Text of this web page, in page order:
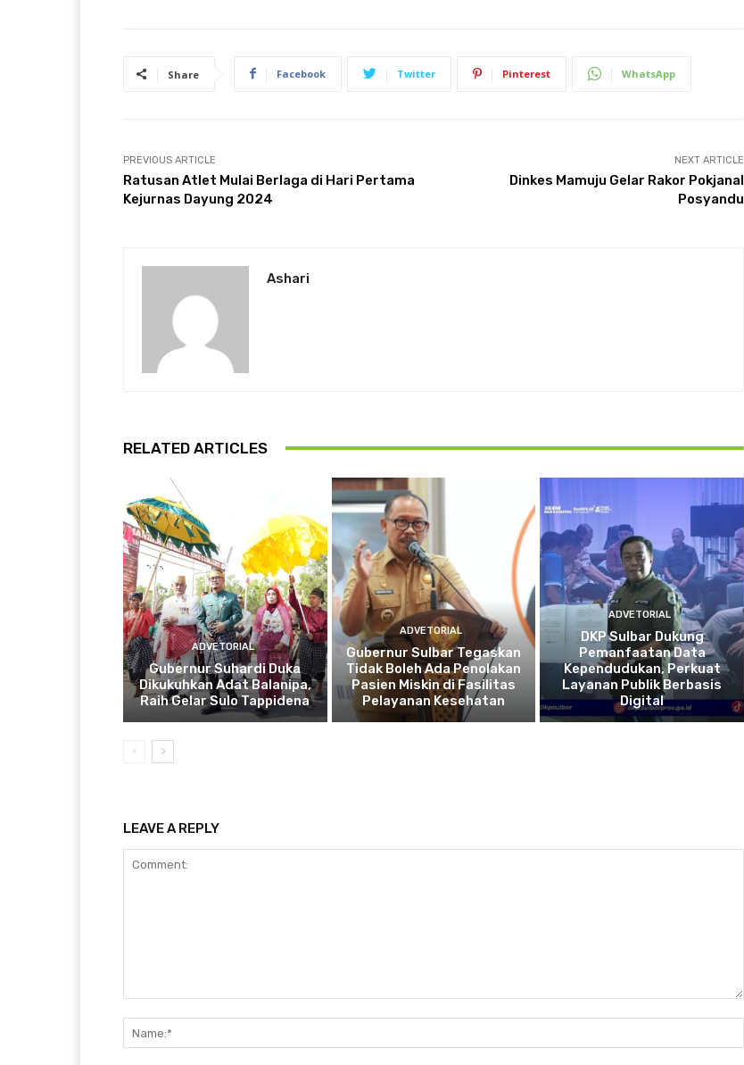
Share Facebook Twitter Pinterest WhatsApp
PREVIOUS ARTICLE
Ratusan Atlet Mulai Berlaga di Hari Pertama
Kejurnas Dayung 2024
NEXT ARTICLE
Dinkes Mamuju Gelar Rakor Pokjanal
Posyandu
Ashari
RELATED ARTICLES
ADVETORIAL
Gubernur Suhardi Duka
Dikukuhkan Adat Balanipa,
Raih Gelar Sulo Tappidena
ADVETORIAL
Gubernur Sulbar Tegaskan
Tidak Boleh Ada Penolakan
Pasien Miskin di Fasilitas
Pelayanan Kesehatan
ADVETORIAL
DKP Sulbar Dukung
Pemanfaatan Data
Kependudukan, Perkuat
Layanan Publik Berbasis
Digital
LEAVE A REPLY